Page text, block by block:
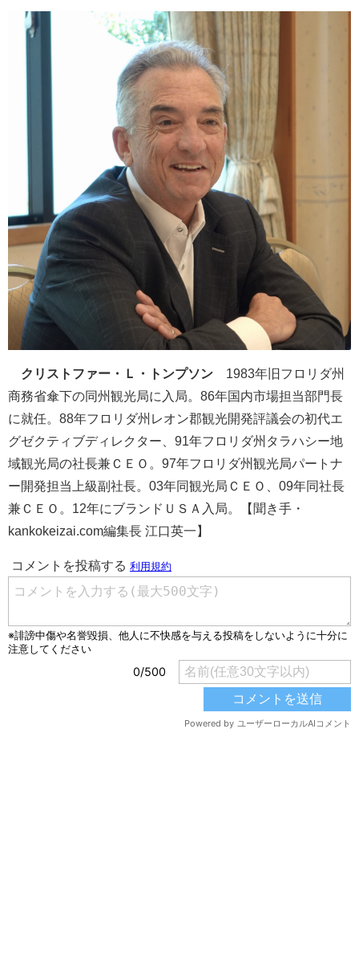
クリストファー・Ｌ・トンプソン 1983年旧フロリダ州
商務省傘下の同州観光局に入局。86年国内市場担当部門長
に就任。88年フロリダ州レオン郡観光開発評議会の初代エ
グゼクティブディレクター、91年フロリダ州タラハシー地
域観光局の社長兼ＣＥＯ。97年フロリダ州観光局パートナ
ー開発担当上級副社長。03年同観光局ＣＥＯ、09年同社長
兼ＣＥＯ。12年にブランドＵＳＡ入局。【聞き手・
kankokeizai.com編集長 江口英一】